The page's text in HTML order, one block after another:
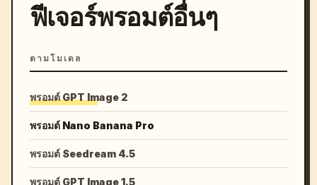
ฟีเจอร์พรอมต์อื่นๆ
ตามโมเดล
พรอมต์ GPT Image 2
พรอมต์ Nano Banana Pro
พรอมต์ Seedream 4.5
พรอมต์ GPT Image 1.5